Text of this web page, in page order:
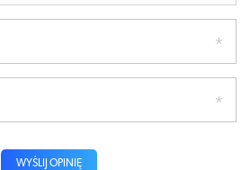
WYŚLIJ OPINIĘ